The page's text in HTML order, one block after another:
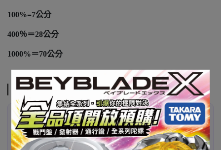
100%=7公分
400％＝28公分
1000%＝70公分
注意事項
✦ 代購已發售商品 ✦
400% & 500% 下單後約2–3 週抵台
1000% 下單後約4–5 週 抵台